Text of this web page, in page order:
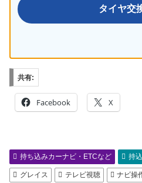
タイヤ交
共有:
Facebook X
持ち込みカーナビ・ETCなど 持
グレイス テレビ視聴 ナビ操